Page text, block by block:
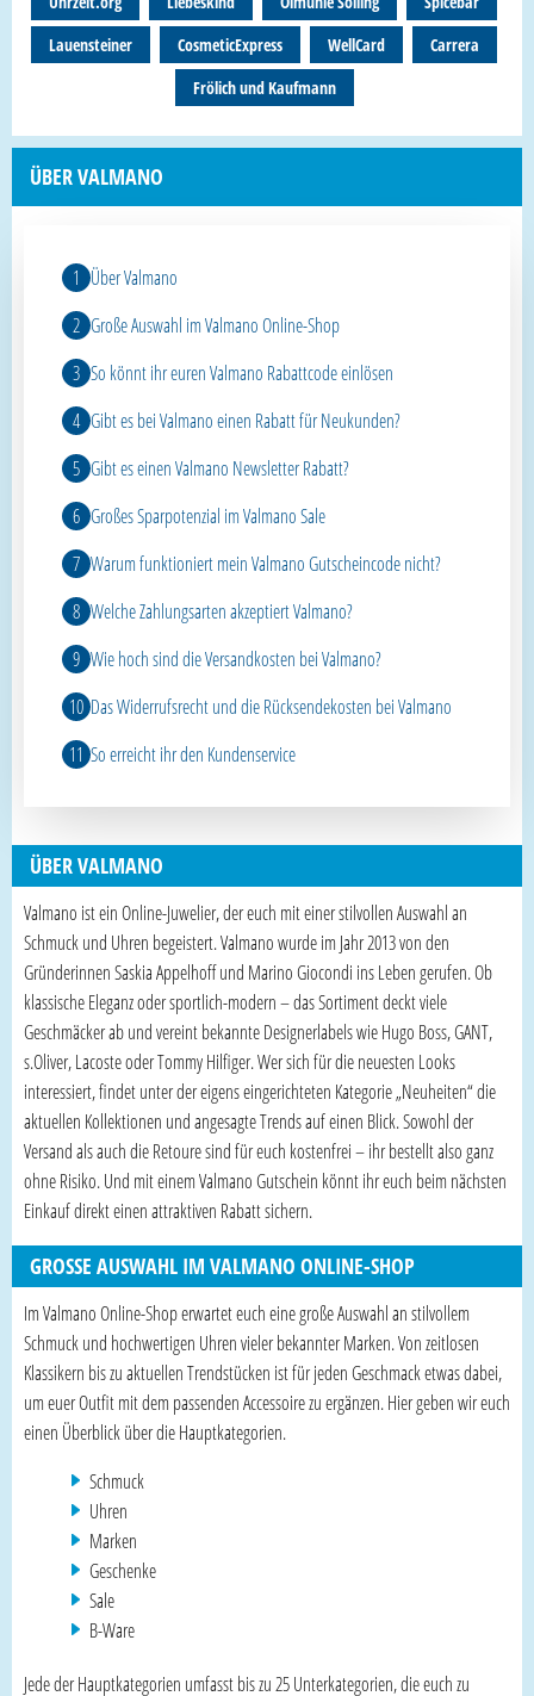
Lauensteiner
CosmeticExpress WellCard
Carrera
Frölich und Kaufmann
ÜBER VALMANO
Über Valmano
Große Auswahl im Valmano Online-Shop
So könnt ihr euren Valmano Rabattcode einlösen
Gibt es bei Valmano einen Rabatt für Neukunden?
Gibt es einen Valmano Newsletter Rabatt?
Großes Sparpotenzial im Valmano Sale
Warum funktioniert mein Valmano Gutscheincode nicht?
Welche Zahlungsarten akzeptiert Valmano?
Wie hoch sind die Versandkosten bei Valmano?
Das Widerrufsrecht und die Rücksendekosten bei Valmano
So erreicht ihr den Kundenservice
ÜBER VALMANO
Valmano ist ein Online-Juwelier, der euch mit einer stilvollen Auswahl an
Schmuck und Uhren begeistert. Valmano wurde im Jahr 2013 von den
Gründerinnen Saskia Appelhoff und Marino Giocondi ins Leben gerufen. Ob
klassische Eleganz oder sportlich-modern – das Sortiment deckt viele
Geschmäcker ab und vereint bekannte Designerlabels wie Hugo Boss, GANT,
s.Oliver, Lacoste oder Tommy Hilfiger. Wer sich für die neuesten Looks
interessiert, findet unter der eigens eingerichteten Kategorie „Neuheiten“ die
aktuellen Kollektionen und angesagte Trends auf einen Blick. Sowohl der
Versand als auch die Retoure sind für euch kostenfrei – ihr bestellt also ganz
ohne Risiko. Und mit einem Valmano Gutschein könnt ihr euch beim nächsten
Einkauf direkt einen attraktiven Rabatt sichern.
GROSSE AUSWAHL IM VALMANO ONLINE-SHOP
Im Valmano Online-Shop erwartet euch eine große Auswahl an stilvollem
Schmuck und hochwertigen Uhren vieler bekannter Marken. Von zeitlosen
Klassikern bis zu aktuellen Trendstücken ist für jeden Geschmack etwas dabei,
um euer Outfit mit dem passenden Accessoire zu ergänzen. Hier geben wir euch
einen Überblick über die Hauptkategorien.
Schmuck
Uhren
Marken
Geschenke
Sale
B-Ware
Jede der Hauptkategorien umfasst bis zu 25 Unterkategorien, die euch zu